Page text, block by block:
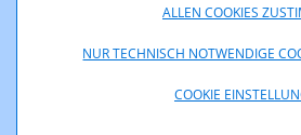
ALLEN COOKIES
NUR TECHNISCH NOTWENDIGE
COOKIE
f) Sicherstellung der Finanzierung des
Berücksichtigung einer Förderung,